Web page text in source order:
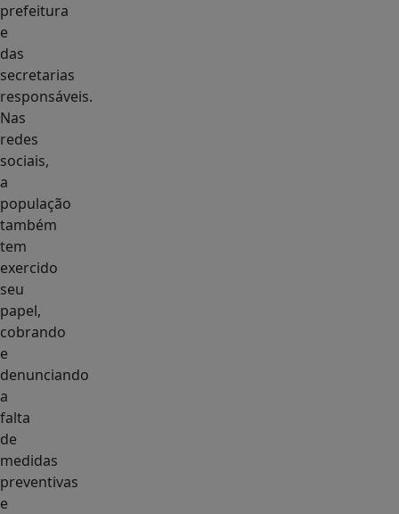
prefeitura
e
das
secretarias
responsáveis.
Nas
redes
sociais,
a
população
também
tem
exercido
seu
papel,
cobrando
e
denunciando
a
falta
de
medidas
preventivas
e